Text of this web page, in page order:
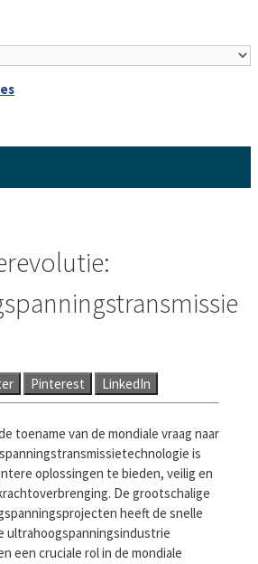
Pinterest LinkedIn
toename van de mondiale vraag naar
is
oplossingen te bieden, veilig en
De grootschalige
heeft de snelle
ultrahoogspanningsindustrie
een cruciale rol in de mondiale